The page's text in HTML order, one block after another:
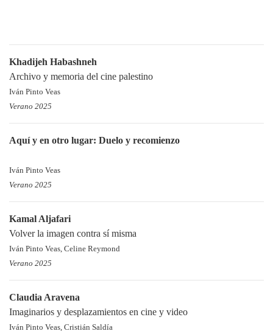
Khadijeh Habashneh
Archivo y memoria del cine palestino
Iván Pinto Veas
Verano 2025
Aquí y en otro lugar: Duelo y recomienzo
Iván Pinto Veas
Verano 2025
Kamal Aljafari
Volver la imagen contra sí misma
Iván Pinto Veas, Celine Reymond
Verano 2025
Claudia Aravena
Imaginarios y desplazamientos en cine y video
Iván Pinto Veas, Cristián Saldía